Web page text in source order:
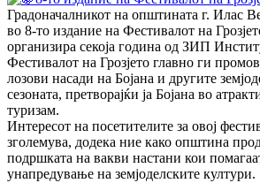
Градоначалникот на општината г. Илас
во 8-то издание на Фестивалот на
организира секоја година од ЗИП
Фестивалот на Грозјето главно ги
лозови насади на Бојана и другите
сезоната, претворајќи ја Бојана во
туризам.
Интересот на посетителите за овој
зголемува, додека ние како општина
подршката на вакви настани кои
унапредување на земјоделските култури.